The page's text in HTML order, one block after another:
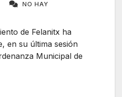
NO HAY
de Felanitx ha
en su última sesión
Municipal de